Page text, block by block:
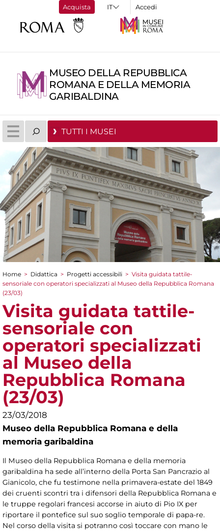
Acquista Accedi
MUSEO DELLA REPUBBLICA
ROMANA E DELLA MEMORIA
GARIBALDINA
TUTTI I MUSEI
Tu sei qui
Home > Didattica > Progetti accessibili > Visita guidata tattile-
sensoriale con operatori specializzati al Museo della Repubblica Romana
(23/03)
Visita guidata tattile-
sensoriale con
operatori specializzati
al Museo della
Repubblica Romana
(23/03)
23/03/2018
Museo della Repubblica Romana e della
memoria garibaldina
Il Museo della Repubblica Romana e della memoria
garibaldina ha sede all’interno della Porta San Pancrazio al
Gianicolo, che fu testimone nella primavera-estate del 1849
dei cruenti scontri tra i difensori della Repubblica Romana e
le truppe regolari francesi accorse in aiuto di Pio IX per
riportare il pontefice sul suo soglio temporale di papa-re.
Nel corso della visita si potranno così toccare con mano le